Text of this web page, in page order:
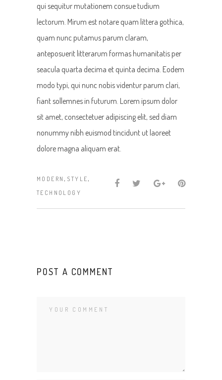
qui sequitur mutationem consue tudium
lectorum. Mirum est notare quam littera gothica,
quam nunc putamus parum claram,
anteposuerit litterarum formas humanitatis per
seacula quarta decima et quinta decima. Eodem
modo typi, qui nunc nobis videntur parum clari,
fiant sollemnes in futurum. Lorem ipsum dolor
sit amet, consectetuer adipiscing elit, sed diam
nonummy nibh euismod tincidunt ut laoreet
dolore magna aliquam erat.
MODERN, STYLE,
TECHNOLOGY
POST A COMMENT